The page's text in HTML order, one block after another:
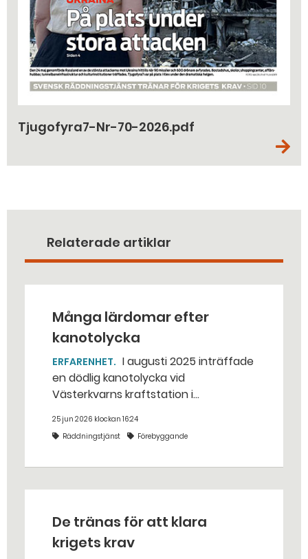
Tjugofyra7-Nr-70-2026.pdf
Relaterade artiklar
Många lärdomar efter
kanotolycka
ERFARENHET
en dödlig kanotolycka vid
Västerkvarns kraftstation i
25 jun 2026 klockan 16:24
Räddningstjänst
Förebyggande
De tränas för att klara
krigets krav